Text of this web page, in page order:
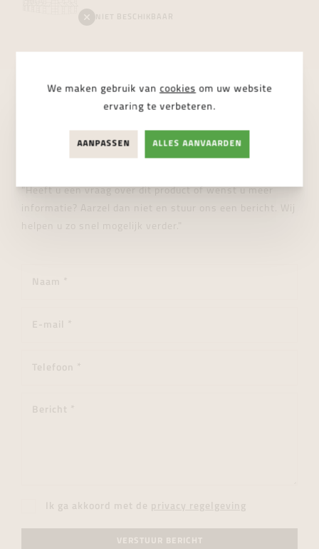
NIET BESCHIKBAAR
Wij helpen je graag verder!
"Heeft u een vraag over dit product of wenst u meer
informatie? Aarzel dan niet en stuur ons een bericht. Wij
helpen u zo snel mogelijk verder."
Ik ga akkoord met de privacy regelgeving
VERSTUUR BERICHT
We maken gebruik van cookies om uw website
ervaring te verbeteren.
AANPASSEN ALLES AANVAARDEN